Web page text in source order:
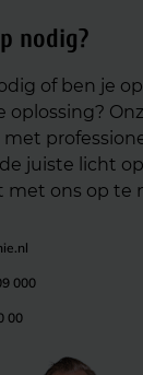
nodig?
of ben je
oplossing?
juiste licht
met ons op te
000
00